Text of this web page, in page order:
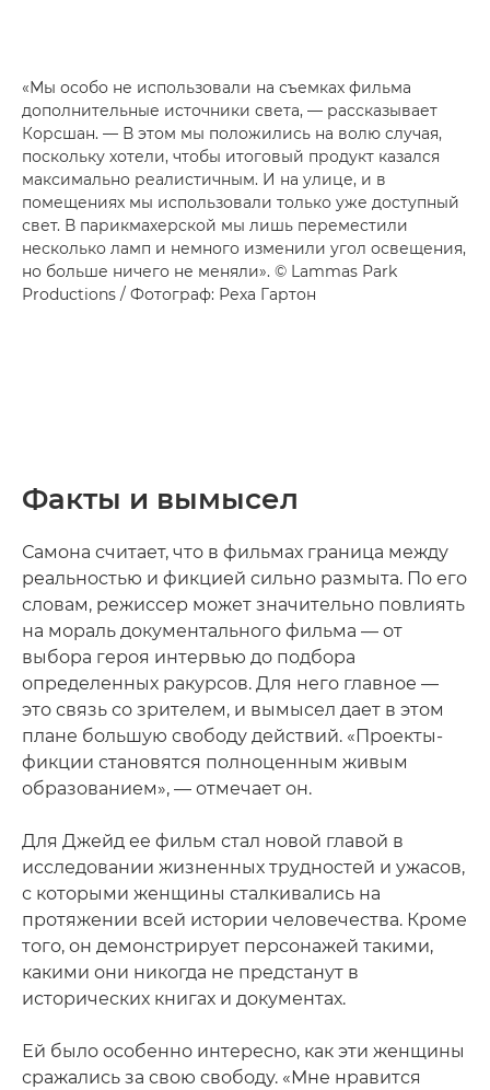
«Мы особо не использовали на съемках фильма
дополнительные источники света, — рассказывает
Корсшан. — В этом мы положились на волю случая,
поскольку хотели, чтобы итоговый продукт казался
максимально реалистичным. И на улице, и в
помещениях мы использовали только уже доступный
свет. В парикмахерской мы лишь переместили
несколько ламп и немного изменили угол освещения,
но больше ничего не меняли». © Lammas Park
Productions / Фотограф: Реха Гартон
Факты и вымысел
Самона считает, что в фильмах граница между
реальностью и фикцией сильно размыта. По его
словам, режиссер может значительно повлиять
на мораль документального фильма — от
выбора героя интервью до подбора
определенных ракурсов. Для него главное —
это связь со зрителем, и вымысел дает в этом
плане большую свободу действий. «Проекты-
фикции становятся полноценным живым
образованием», — отмечает он.
Для Джейд ее фильм стал новой главой в
исследовании жизненных трудностей и ужасов,
с которыми женщины сталкивались на
протяжении всей истории человечества. Кроме
того, он демонстрирует персонажей такими,
какими они никогда не предстанут в
исторических книгах и документах.
Ей было особенно интересно, как эти женщины
сражались за свою свободу. «Мне нравится